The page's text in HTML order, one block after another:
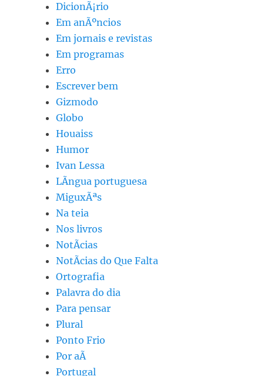
DicionÃ¡rio
Em anÃºncios
Em jornais e revistas
Em programas
Erro
Escrever bem
Gizmodo
Globo
Houaiss
Humor
Ivan Lessa
LÃ­ngua portuguesa
MiguxÃªs
Na teia
Nos livros
NotÃ­cias
NotÃ­cias do Que Falta
Ortografia
Palavra do dia
Para pensar
Plural
Ponto Frio
Por aÃ­
Portugal